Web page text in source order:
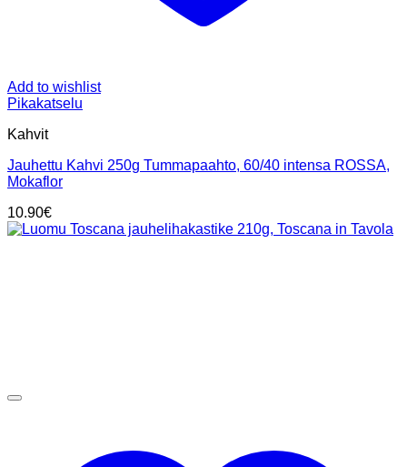
Add to wishlist
Pikakatselu
Kahvit
Jauhettu Kahvi 250g Tummapaahto, 60/40 intensa ROSSA,
Mokaflor
10.90€